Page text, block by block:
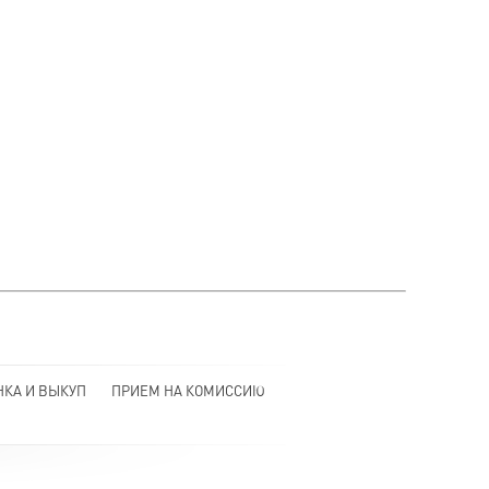
И ВЫКУП
ПРИЕМ НА КОМИССИЮ